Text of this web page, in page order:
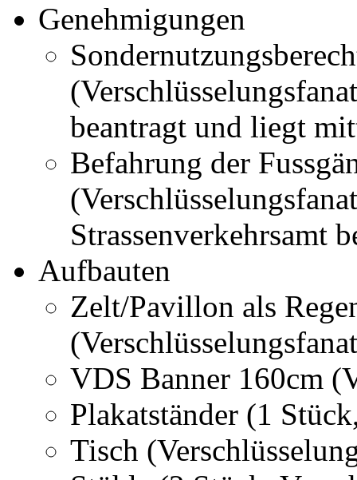
Genehmigungen
beantragt und liegt
Befahrung der
Strassenverkehrsamt
Aufbauten
Zelt/Pavillon als
VDS Banner 160cm
Plakatständer (1
Tisch